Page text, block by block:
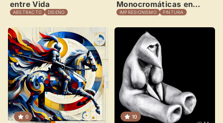
entre Vida
ABSTRACTO DISEÑO
0
Monocromáticas en
Arcilla
IMPRESIONISMO PINTURA
10
Sigue las visitas de tus obras
Crear cuenta y abrir mi Panel Explorar obras